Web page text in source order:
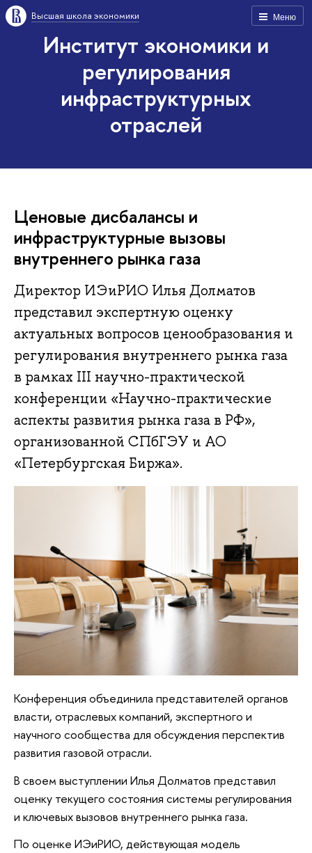
Меню
Высшая школа экономики
Институт экономики и
регулирования
инфраструктурных
отраслей
Ценовые дисбалансы и
инфраструктурные вызовы
внутреннего рынка газа
Директор ИЭиРИО Илья Долматов
представил экспертную оценку
актуальных вопросов ценообразования и
регулирования внутреннего рынка газа
в рамках III научно-практической
конференции «Научно-практические
аспекты развития рынка газа в РФ»,
организованной СПбГЭУ и АО
«Петербургская Биржа».
Конференция объединила представителей органов
власти, отраслевых компаний, экспертного и
научного сообщества для обсуждения перспектив
развития газовой отрасли.
В своем выступлении Илья Долматов представил
оценку текущего состояния системы регулирования
и ключевых вызовов внутреннего рынка газа.
По оценке ИЭиРИО, действующая модель